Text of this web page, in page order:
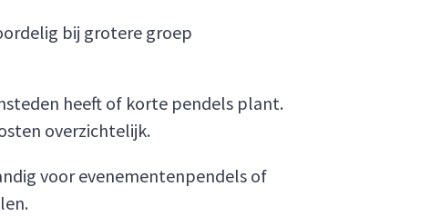
bij grotere groep
heeft of korte pendels plant.
overzichtelijk.
voor evenementenpendels of